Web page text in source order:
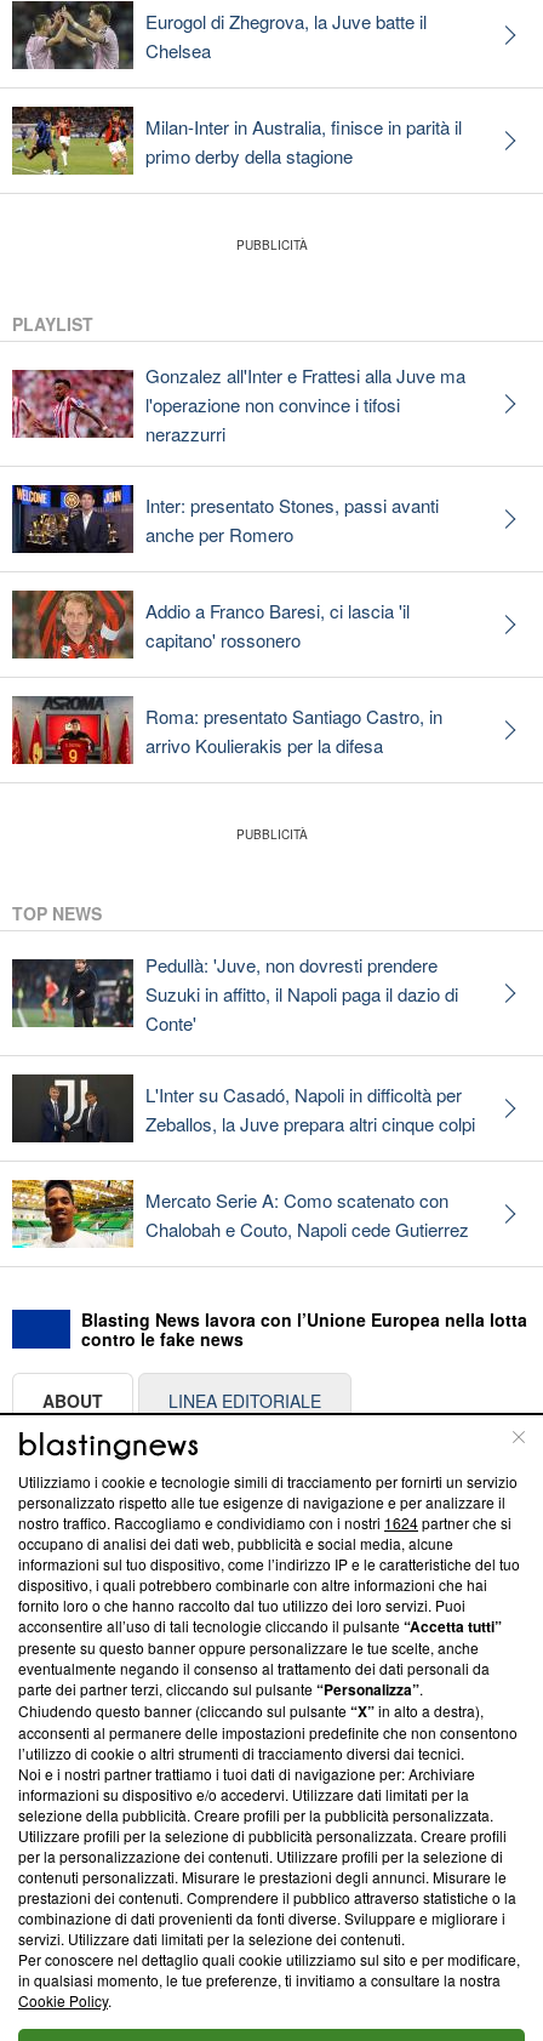
Eurogol di Zhegrova, la Juve batte il
Chelsea
Milan-Inter in Australia, finisce in parità il
primo derby della stagione
PLAYLIST
Gonzalez all'Inter e Frattesi alla Juve ma
l'operazione non convince i tifosi
nerazzurri
Inter: presentato Stones, passi avanti
anche per Romero
Addio a Franco Baresi, ci lascia 'il
capitano' rossonero
Roma: presentato Santiago Castro, in
arrivo Koulierakis per la difesa
TOP NEWS
Pedullà: 'Juve, non dovresti prendere
Suzuki in affitto, il Napoli paga il dazio di
Conte'
L'Inter su Casadó, Napoli in difficoltà per
Zeballos, la Juve prepara altri cinque colpi
Mercato Serie A: Como scatenato con
Chalobah e Couto, Napoli cede Gutierrez
Blasting News lavora con l’Unione Europea nella lotta
contro le fake news
ABOUT LINEA EDITORIALE
Questa sezione offre informazioni trasparenti su Blasting
News, sui nostri processi editoriali e su come ci impegniamo a
creare news di qualità. Inoltre, afferma la nostra aderenza a
‘Trust Project - News with Integrity’Blasting News non è
ancora membro del programma, ma ha richiesto di farne
parte; Trust Project non ha ancora effettuato una verifica di
conformità agli standard.
Su di noi
Team editoriale
Corporate
Redazione
Informativa Privacy
Cookie Policy
Blasting SA, IDI CHE-247.845.224, Via Carlo Frasca, 3 - 6900
Lugano (Svizzera) Tel:+39 0690258937
© 2026 Blasting News
Utilizziamo i cookie e tecnologie simili di tracciamento per fornirti un servizio
personalizzato rispetto alle tue esigenze di navigazione e per analizzare il
nostro traffico. Raccogliamo e condividiamo con i nostri 1624partner che si
occupano di analisi dei dati web, pubblicità e social media, alcune
informazioni sul tuo dispositivo, come l’indirizzo IP e le caratteristiche del tuo
dispositivo, i quali potrebbero combinarle con altre informazioni che hai
fornito loro o che hanno raccolto dal tuo utilizzo dei loro servizi. Puoi
acconsentire all’uso di tali tecnologie cliccando il pulsante“Accetta tutti”
presente su questo banner oppure personalizzare le tue scelte, anche
eventualmente negando il consenso al trattamento dei dati personali da
parte dei partner terzi, cliccando sul pulsante“Personalizza”.
Chiudendo questo banner (cliccando sul pulsante“X”in alto a destra),
acconsenti al permanere delle impostazioni predefinite che non consentono
l’utilizzo di cookie o altri strumenti di tracciamento diversi dai tecnici.
Noi e i nostri partner trattiamo i tuoi dati di navigazione per: Archiviare
informazioni su dispositivo e/o accedervi. Utilizzare dati limitati per la
selezione della pubblicità. Creare profili per la pubblicità personalizzata.
Utilizzare profili per la selezione di pubblicità personalizzata. Creare profili
per la personalizzazione dei contenuti. Utilizzare profili per la selezione di
contenuti personalizzati. Misurare le prestazioni degli annunci. Misurare le
prestazioni dei contenuti. Comprendere il pubblico attraverso statistiche o la
combinazione di dati provenienti da fonti diverse. Sviluppare e migliorare i
servizi. Utilizzare dati limitati per la selezione dei contenuti.
Per conoscere nel dettaglio quali cookie utilizziamo sul sito e per modificare,
in qualsiasi momento, le tue preferenze, ti invitiamo a consultare la nostra
Cookie Policy.